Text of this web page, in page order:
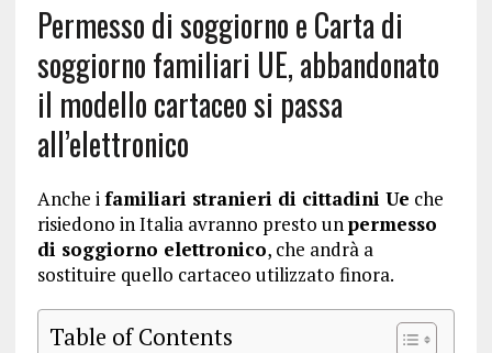
Permesso di soggiorno e Carta di
soggiorno familiari UE, abbandonato
il modello cartaceo si passa
all’elettronico
Anche ifamiliari stranieri di cittadini Ue che
risiedono in Italia avranno presto unpermesso
di soggiorno elettronico, che andrà a
sostituire quello cartaceo utilizzato finora.
Table of Contents